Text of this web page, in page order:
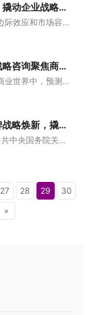
内卷时代，撬动企业战略咨询诠释企业突围之道
随着变现的边际效应和市场容错率逐渐走低，心智份额和市场份额之间的鸿沟日益扩大，企业的投入和收获难以形成正比——内卷时代，企业该如何借力，实现高效破局？近日，在CANPLUS无界消费创新营六期的课堂上，撬动企业战略咨询联席总裁陈继围绕“战略时代的拐点增长法则”主题，为同学们带来了一场精彩分享。战略视角：企业需要“火眼金睛”陈继分享道，战略视角指的是顾客视角和竞争视角。营销学里有句话叫”顾客是上帝“，
撬动企业战略咨询聚焦商业拐点，解密战役变现战略
瞬息万变的商业世界中，预测拐点是企业取得竞争优势的关键。7月28日和29日，撬动企业战略咨询在上海瑞吉酒店举办《撬动拐点战略课》第2季，围绕“用战役变现战略”的主题，深入探讨如何识别并利用拐点，在现有的经济环境下实现向上的增长。课程中，撬动企业战略咨询总裁林超戎与事业部总经理乔靖结合操盘的成功案例详细阐述了如何从战略、战术和战役三个维度进行战略落地，为企业家们提供了深入的行业洞察和实践经验。都市丽
七匹狼品牌战略焕新，撬动企业战略咨询见证民企走向世界
7月底，《中共中央国务院关于促进民营经济发展壮大的意见》提出，要不断创新和发展“晋江经验”。七匹狼是“晋江经验”的受益者和践行者之一，撬动企业战略咨询见证了七匹狼以创新深耕品类赛道，由战略焕新走向世界舞台的砥砺之路。领衔品类发展，历史积淀深厚撬动企业战略咨询有着13年的战略定位咨询经验，知名案例和操盘手人数在战略定位咨询行业领先。累计上百家知名企业战略定位操盘案例，打造数十个成功的商业案例。他们提
27 28 29
30
»